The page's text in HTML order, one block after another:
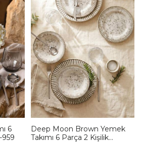
6
959
Deep Moon Brown Yemek
Takımı 6 Parça 2 Kişilik